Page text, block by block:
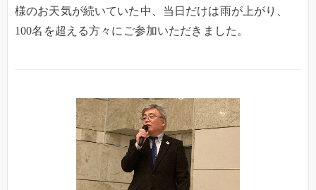
様のお天気が続いていた中、当日だけは雨が上がり、
100名を超える方々にご参加いただきました。